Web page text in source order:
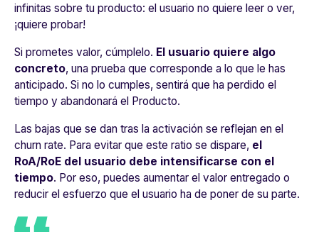
infinitas sobre tu producto: el usuario no quiere leer o ver,
¡quiere probar!
Si prometes valor, cúmplelo. El usuario quiere algo
concreto, una prueba que corresponde a lo que le has
anticipado. Si no lo cumples, sentirá que ha perdido el
tiempo y abandonará el Producto.
Las bajas que se dan tras la activación se reflejan en el
churn rate. Para evitar que este ratio se dispare, el
RoA/RoE del usuario debe intensificarse con el
tiempo. Por eso, puedes aumentar el valor entregado o
reducir el esfuerzo que el usuario ha de poner de su parte.